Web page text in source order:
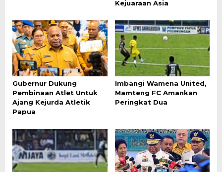
Kejuaraan Asia
Gubernur Dukung
Pembinaan Atlet Untuk
Ajang Kejurda Atletik
Papua
Imbangi Wamena United,
Mamteng FC Amankan
Peringkat Dua